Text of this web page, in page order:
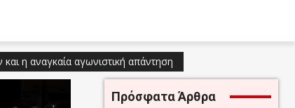
η αναγκαία αγωνιστική απάντηση
Πρόσφατα Άρθρα